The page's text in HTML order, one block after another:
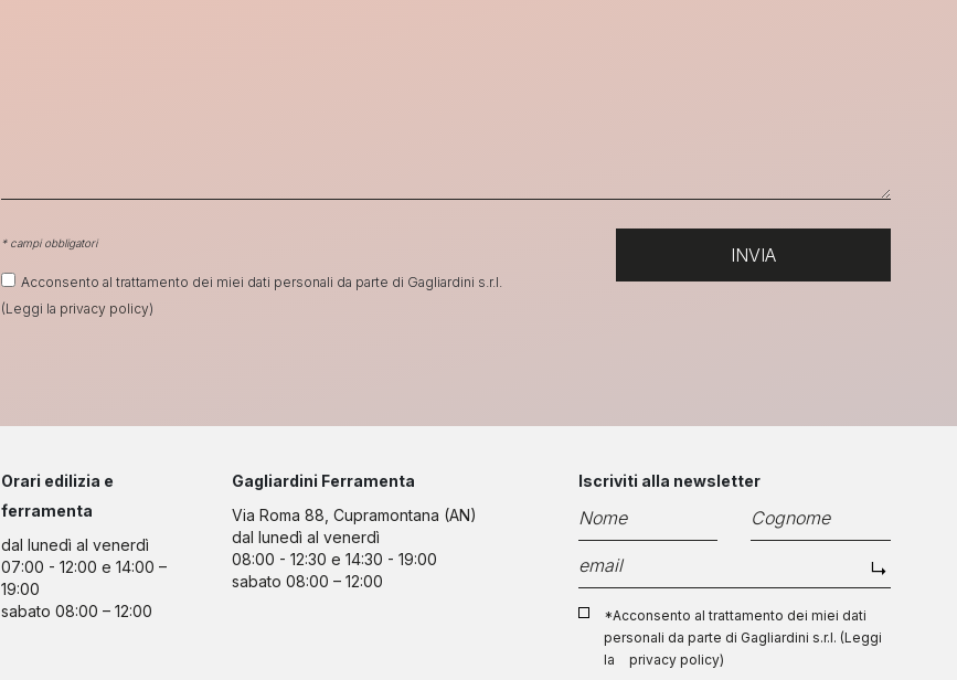
* campi obbligatori
Acconsento al trattamento dei miei dati personali da parte di Gagliardini s.r.l.
(Leggi la privacy policy)
Orari edilizia e
ferramenta
dal lunedì al venerdì
07:00 - 12:00 e 14:00 –
19:00
sabato 08:00 – 12:00
Gagliardini Ferramenta
Via Roma 88, Cupramontana (AN)
dal lunedì al venerdì
08:00 - 12:30 e 14:30 - 19:00
sabato 08:00 – 12:00
Iscriviti alla newsletter
*Acconsento al trattamento dei miei dati
personali da parte di Gagliardini s.r.l. (Leggi
la
privacy policy)